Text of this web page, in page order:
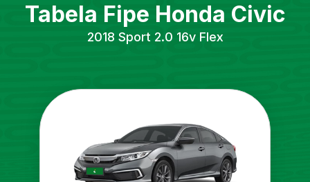
Tabela Fipe Honda Civic
2018 Sport 2.0 16v Flex